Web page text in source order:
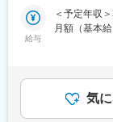
優秀な成果
外部門の責
キャリア入
ヶ月後、係
給与
＜予定年収
月額（基本
支給超過し
335万円（
400万円（入
気